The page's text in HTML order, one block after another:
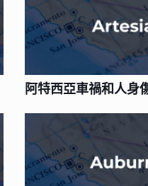
阿特西亞車禍和人身